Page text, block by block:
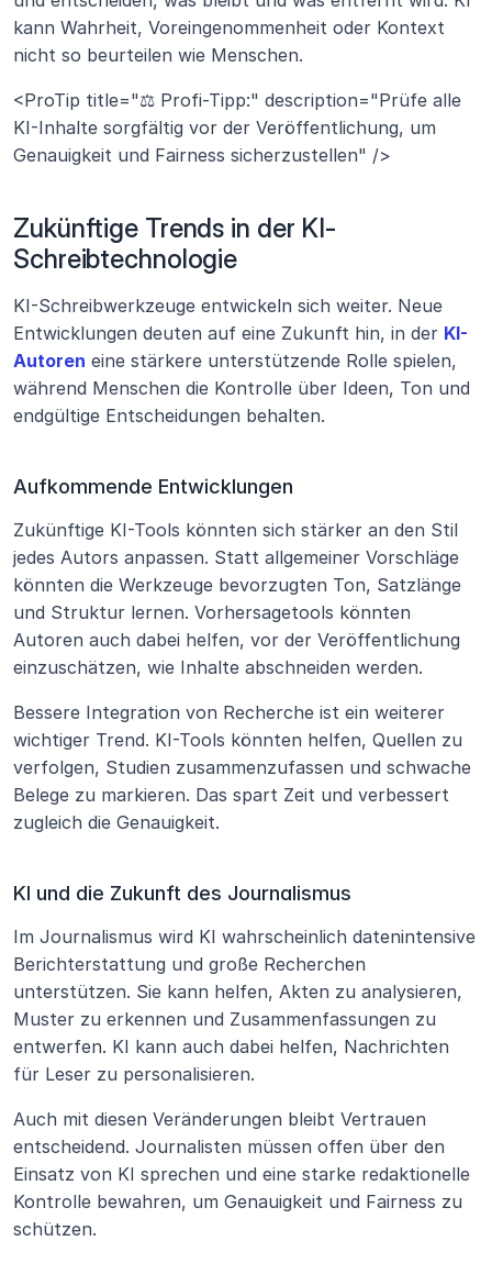
kann Wahrheit, Voreingenommenheit oder Kontext
nicht so beurteilen wie Menschen.
<ProTip title="⚖️ Profi-Tipp:" description="Prüfe alle
KI-Inhalte sorgfältig vor der Veröffentlichung, um
Genauigkeit und Fairness sicherzustellen" />
Zukünftige Trends in der KI-
Schreibtechnologie
KI-Schreibwerkzeuge entwickeln sich weiter. Neue
Entwicklungen deuten auf eine Zukunft hin, in der KI-
Autoren eine stärkere unterstützende Rolle spielen,
während Menschen die Kontrolle über Ideen, Ton und
endgültige Entscheidungen behalten.
Aufkommende Entwicklungen
Zukünftige KI-Tools könnten sich stärker an den Stil
jedes Autors anpassen. Statt allgemeiner Vorschläge
könnten die Werkzeuge bevorzugten Ton, Satzlänge
und Struktur lernen. Vorhersagetools könnten
Autoren auch dabei helfen, vor der Veröffentlichung
einzuschätzen, wie Inhalte abschneiden werden.
Bessere Integration von Recherche ist ein weiterer
wichtiger Trend. KI-Tools könnten helfen, Quellen zu
verfolgen, Studien zusammenzufassen und schwache
Belege zu markieren. Das spart Zeit und verbessert
zugleich die Genauigkeit.
KI und die Zukunft des Journalismus
Im Journalismus wird KI wahrscheinlich datenintensive
Berichterstattung und große Recherchen
unterstützen. Sie kann helfen, Akten zu analysieren,
Muster zu erkennen und Zusammenfassungen zu
entwerfen. KI kann auch dabei helfen, Nachrichten
für Leser zu personalisieren.
Auch mit diesen Veränderungen bleibt Vertrauen
entscheidend. Journalisten müssen offen über den
Einsatz von KI sprechen und eine starke redaktionelle
Kontrolle bewahren, um Genauigkeit und Fairness zu
schützen.